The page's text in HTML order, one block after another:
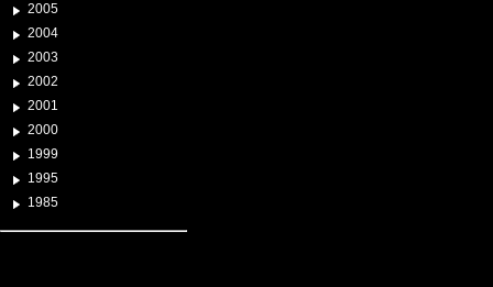
2005
2004
2003
2002
2001
2000
1999
1995
1985